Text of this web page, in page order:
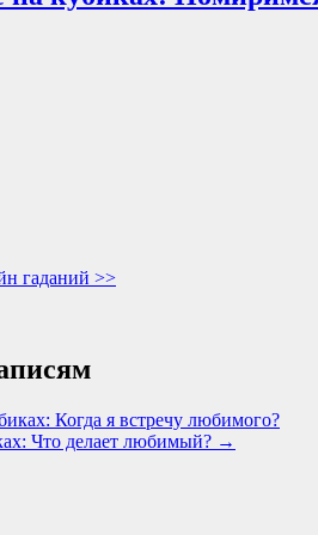
гаданий >>
Когда я встречу любимого?
Что делает любимый? →